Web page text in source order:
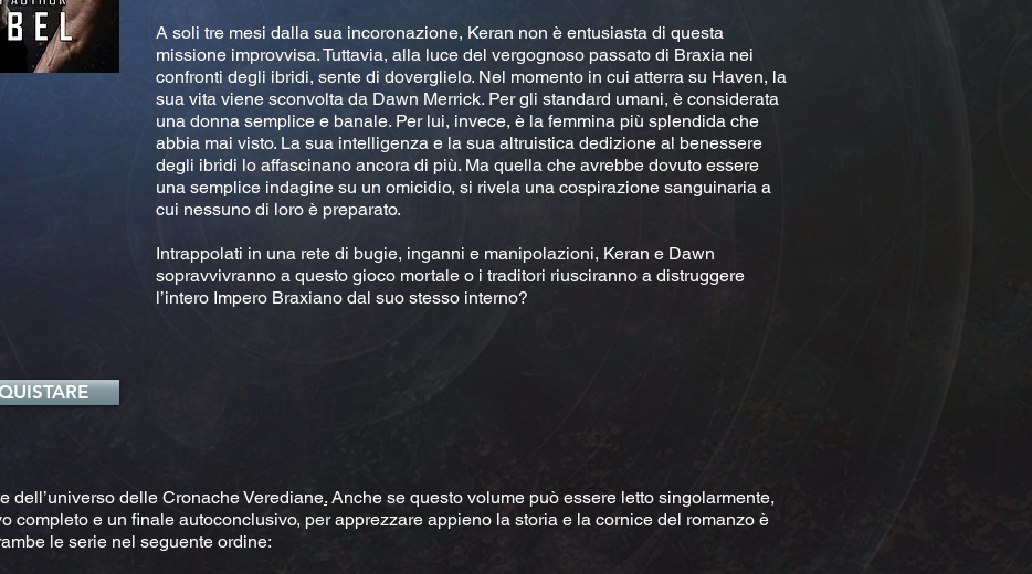
A soli tre mesi dalla sua incoronazione, Keran non è entusiasta di questa
missione improvvisa. Tuttavia, alla luce del vergognoso passato di Braxia nei
confronti degli ibridi, sente di doverglielo. Nel momento in cui atterra su Haven, la
sua vita viene sconvolta da Dawn Merrick. Per gli standard umani, è considerata
una donna semplice e banale. Per lui, invece, è la femmina più splendida che
abbia mai visto. La sua intelligenza e la sua altruistica dedizione al benessere
degli ibridi lo affascinano ancora di più. Ma quella che avrebbe dovuto essere
una semplice indagine su un omicidio, si rivela una cospirazione sanguinaria a
cui nessuno di loro è preparato.
Intrappolati in una rete di bugie, inganni e manipolazioni, Keran e Dawn
sopravvivranno a questo gioco mortale o i traditori riusciranno a distruggere
l’intero Impero Braxiano dal suo stesso interno?
dell’universo delle Cronache Verediane. Anche se questo volume può essere letto singolarmente,
completo e un finale autoconclusivo, per apprezzare appieno la storia e la cornice del romanzo è
le serie nel seguente ordine: